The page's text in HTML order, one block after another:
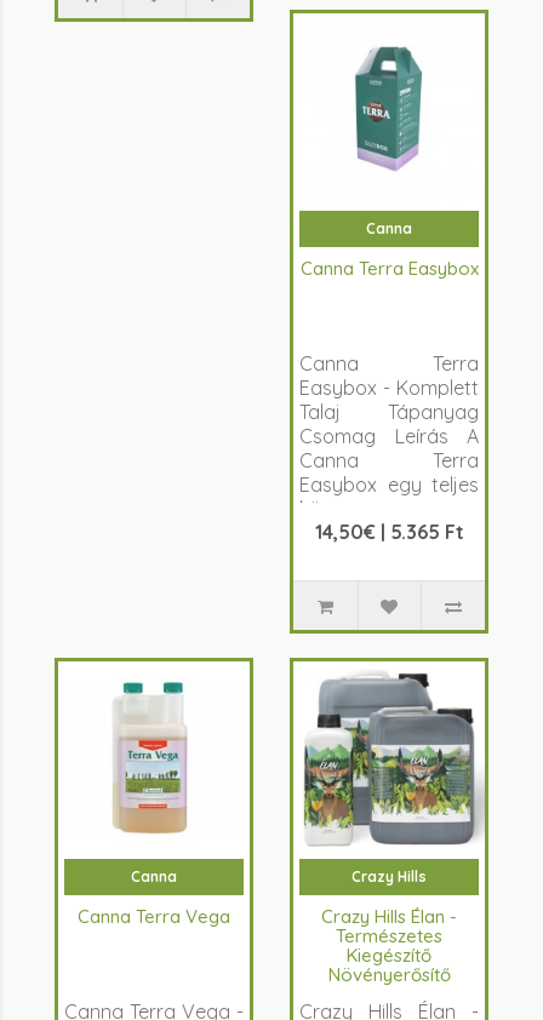
Canna
Canna Terra Easybox
Canna Terra
Easybox - Komplett
Talaj Tápanyag
Csomag Leírás A
Canna Terra
Easybox egy teljes
körű
tápanyagcsomag,
14,50€ | 5.365 Ft
Canna
Canna Terra Vega
Canna Terra Vega -
Crazy Hills
Crazy Hills Élan -
Természetes
Kiegészítő
Növényerősítő
Crazy Hills Élan -